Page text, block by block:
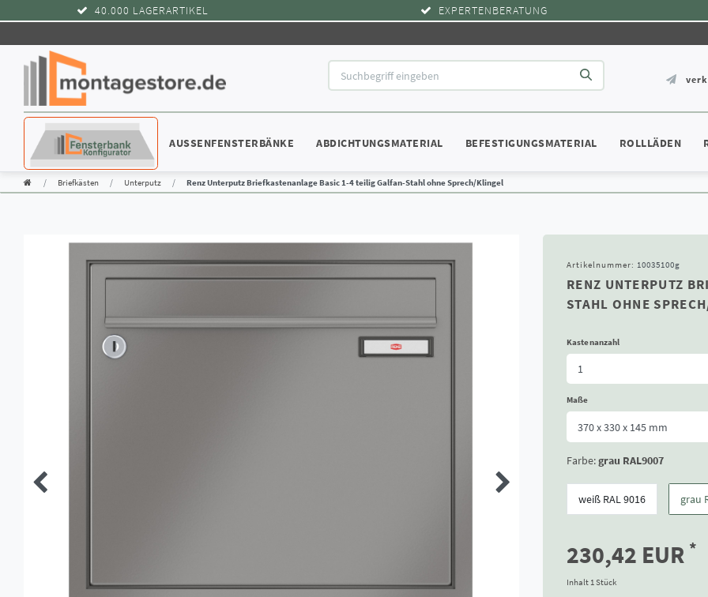
40.000 LAGERARTIKEL EXPERTENBERATUNG
KONFIGURATOR
AUSSENFENSTERBÄNKE
ABDICHTUNGSMATERIAL BEFESTIGUNGSMATERIAL ROLLLÄDEN
Briefkästen Unterputz Renz Unterputz Briefkastenanlage Basic 1-4 teilig Galfan-Stahl ohne Sprech/Klingel
Artikelnummer: 10035100g
RENZ UNTERPUTZ
STAHL OHNE
Kastenanzahl
Maße
Farbe:grau RAL9007
weiß RAL 9016 grau
230,42 EUR *
Inhalt 1 Stück